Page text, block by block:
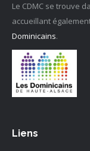
Le CDMC se trouve
accueillant
Dominicains.
Liens